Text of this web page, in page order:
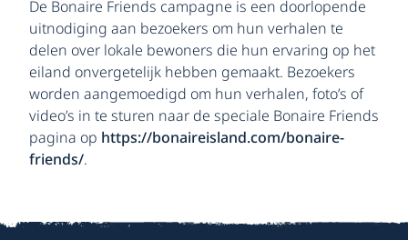
De Bonaire Friends campagne is een doorlopende
uitnodiging aan bezoekers om hun verhalen te
delen over lokale bewoners die hun ervaring op het
eiland onvergetelijk hebben gemaakt. Bezoekers
worden aangemoedigd om hun verhalen, foto’s of
video’s in te sturen naar de speciale Bonaire Friends
pagina op https://bonaireisland.com/bonaire-
friends/.